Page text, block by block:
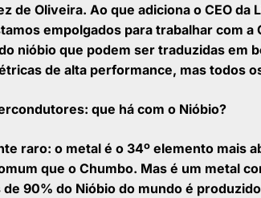
de Oliveira. Ao que adiciona o CEO da
empolgados para trabalhar com a
nióbio que podem ser traduzidas em
de alta performance, mas todos
que há com o Nióbio?
raro: o metal é o 34º elemento mais
que o Chumbo. Mas é um metal
90% do Nióbio do mundo é